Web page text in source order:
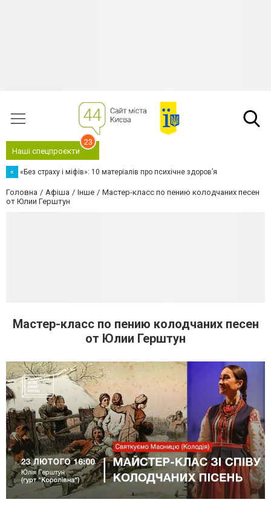
Наші спецпроєкти
23
« «Без страху і міфів»: 10 матеріалів про психічне здоров’я
Головна Афіша Інше
Мастер-класс по пению колодчаних песен
от Юлии Герштун
Мастер-класс по пению колодчаних песен
от Юлии Герштун